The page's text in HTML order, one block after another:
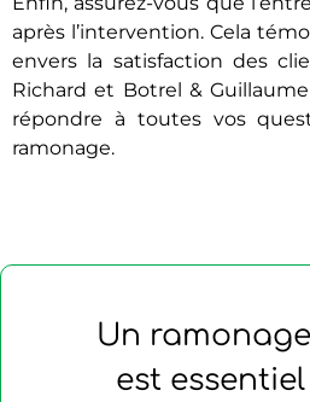
après l’intervention. Cela
envers la satisfaction des
Richard et Botrel &
répondre à toutes vos
ramonage.
Un
est